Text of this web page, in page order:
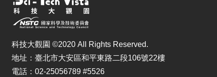
科技大觀園 ©2020 All Rights Reserved.
地址：臺北市大安區和平東路二段106號22樓
電話：02-25056789 #5526